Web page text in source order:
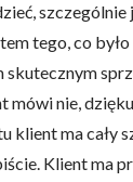
tego, co
nie,
klient ma
Klient